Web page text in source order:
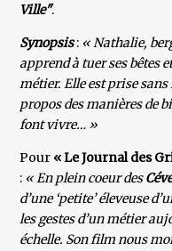
Ville".
Synopsis: « Nathalie,
apprend à tuer ses bêtes
métier. Elle est prise
propos des manières de
font vivre… »
Pour « Le Journal des
: « En plein coeur des
d’une ‘petite’ éleveuse
les gestes d’un métier
échelle. Son film nous